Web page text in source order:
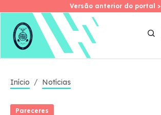
Skip
Versão anterior do portal >
Versão anterior do portal >
Início Notícias
Pareceres